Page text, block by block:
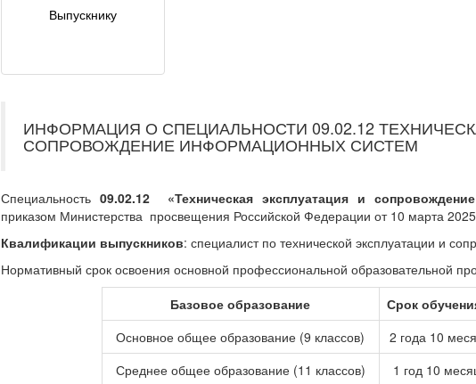
Выпускнику
ИНФОРМАЦИЯ О СПЕЦИАЛЬНОСТИ 09.02.12
СОПРОВОЖДЕНИЕ ИНФОРМАЦИОННЫХ СИСТЕМ
Специальность 09.02.12 «Техническая эксплуатация и
приказом Министерства просвещения Российской Федерации от 10 марта
Квалификации выпускников: специалист по технической эксплуатации и
Нормативный срок освоения основной профессиональной образовательной
Базовое образование
Срок
Основное общее образование (9 классов)
2 года 10
Среднее общее образование (11 классов)
1 год 10